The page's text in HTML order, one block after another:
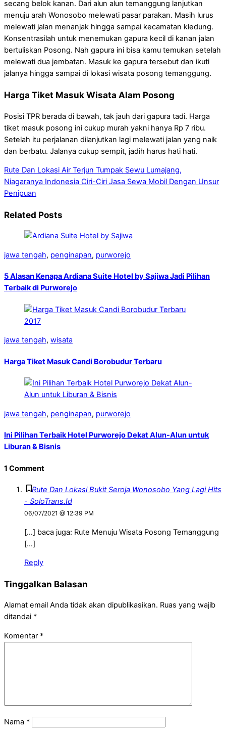
secang belok kanan. Dari alun alun temanggung lanjutkan
menuju arah Wonosobo melewati pasar parakan. Masih lurus
melewati jalan menanjak hingga sampai kecamatan kledung.
Konsentrasilah untuk menemukan gapura kecil di kanan jalan
bertuliskan Posong. Nah gapura ini bisa kamu temukan setelah
melewati dua jembatan. Masuk ke gapura tersebut dan ikuti
jalanya hingga sampai di lokasi wisata posong temanggung.
Harga Tiket Masuk Wisata Alam Posong
Posisi TPR berada di bawah, tak jauh dari gapura tadi. Harga
tiket masuk posong ini cukup murah yakni hanya Rp 7 ribu.
Setelah itu perjalanan dilanjutkan lagi melewati jalan yang naik
dan berbatu. Jalanya cukup sempit, jadih harus hati hati.
Rute Dan Lokasi Air Terjun Tumpak Sewu Lumajang,
Niagaranya Indonesia Ciri-Ciri Jasa Sewa Mobil Dengan Unsur
Penipuan
Related Posts
jawa tengah, penginapan, purworejo
5 Alasan Kenapa Ardiana Suite Hotel by Sajiwa Jadi Pilihan
Terbaik di Purworejo
jawa tengah, wisata
Harga Tiket Masuk Candi Borobudur Terbaru
jawa tengah, penginapan, purworejo
Ini Pilihan Terbaik Hotel Purworejo Dekat Alun-Alun untuk
Liburan & Bisnis
1 Comment
Rute Dan Lokasi Bukit Seroja Wonosobo Yang Lagi Hits
- SoloTrans.Id
06/07/2021 @ 12:39 PM
[…] baca juga: Rute Menuju Wisata Posong Temanggung
[…]
Reply
Tinggalkan Balasan
Alamat email Anda tidak akan dipublikasikan. Ruas yang wajib
ditandai *
Komentar *
Nama *